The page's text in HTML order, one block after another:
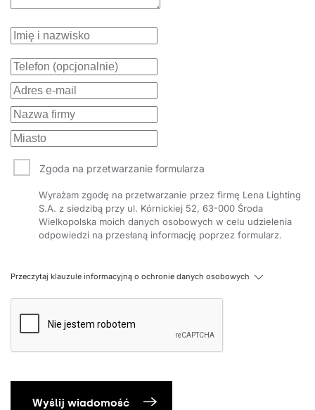
Zgoda na przetwarzanie formularza
Wyrażam zgodę na przetwarzanie przez firmę Lena Lighting
S.A. z siedzibą przy ul. Kórnickiej 52, 63-000 Środa
Wielkopolska moich danych osobowych w celu udzielenia
odpowiedzi na przesłaną informację poprzez formularz.
Przeczytaj klauzule informacyjną o ochronie danych osobowych
Wyślij wiadomość